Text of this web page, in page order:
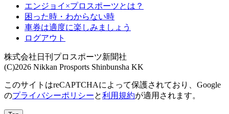
エンジョイ×プロスポーツとは？
困った時・わからない時
車券は適度に楽しみましょう
ログアウト
株式会社日刊プロスポーツ新聞社
(C)2026 Nikkan Prosports Shinbunsha KK
このサイトはreCAPTCHAによって保護されており、Google
のプライバシーポリシーと利用規約が適用されます。